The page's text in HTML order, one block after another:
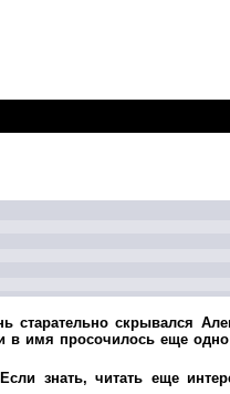
скрывался
в имя просочилось еще
знать, читать еще